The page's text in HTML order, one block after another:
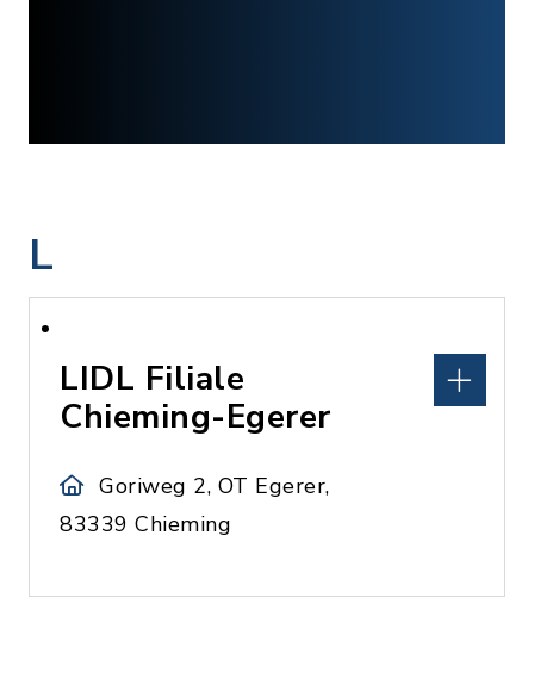
L
LIDL Filiale
Chieming-Egerer
Goriweg 2, OT Egerer,
83339 Chieming